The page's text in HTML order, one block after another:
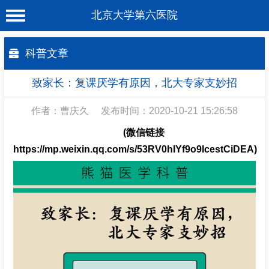
北京大学第六医院
医院概况
科室介绍
就诊服务
科学研究
教育培训
健康科普
科普文章
致家长：复课厌学有原因，北大专家支妙招
作者：曹庆久 发布时间：2020-10-21 15:26:58
(微信链接
https://mp.weixin.qq.com/s/53RV0hIYf9o9IcestCiDEA)